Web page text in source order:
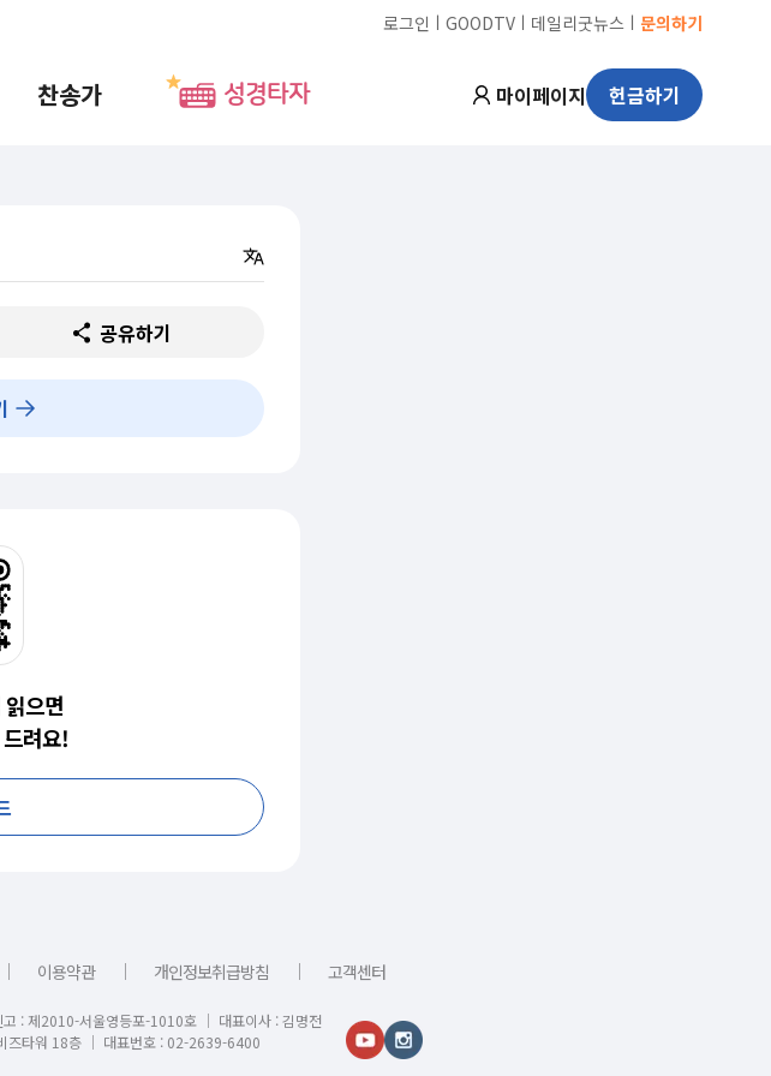
로그인 ㅣ GOODTV ㅣ 데일리굿뉴스 ㅣ 문의하기
찬송가 성경타자 마이페이지 헌금하기
공유하기
으면
려요!
｜ 이용약관 ｜ 개인정보취급방침 ｜ 고객센터
: 제2010-서울영등포-1010호 │ 대표이사 : 김명전
즈타워 18층 │ 대표번호 : 02-2639-6400